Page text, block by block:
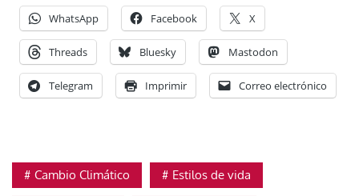
WhatsApp Facebook X
Threads Bluesky Mastodon
Telegram Imprimir Correo electrónico
Cambio Climático Estilos de vida